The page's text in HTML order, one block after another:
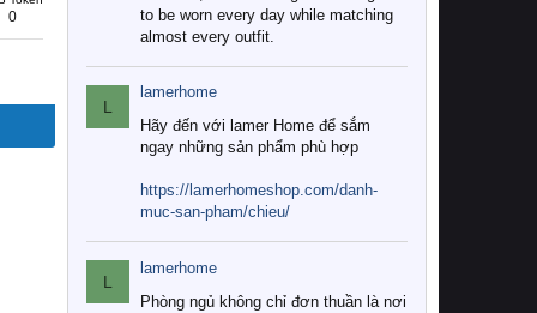
0
to be worn every day while matching
almost every outfit.
L
lamerhome
Hãy đến với lamer Home để sắm
ngay những sản phẩm phù hợp
https://lamerhomeshop.com/danh-
muc-san-pham/chieu/
L
lamerhome
Phòng ngủ không chỉ đơn thuần là nơi